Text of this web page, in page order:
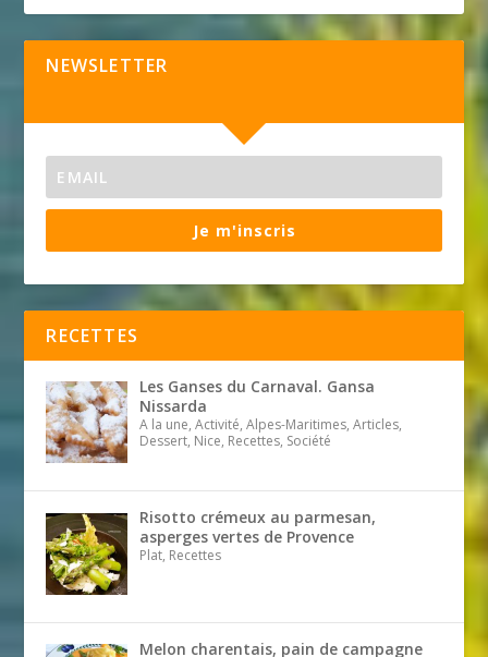
NEWSLETTER
Je m'inscris
RECETTES
Les Ganses du Carnaval. Gansa
Nissarda
A la une, Activité, Alpes-Maritimes, Articles,
Dessert, Nice, Recettes, Société
Risotto crémeux au parmesan,
asperges vertes de Provence
Plat, Recettes
Melon charentais, pain de campagne